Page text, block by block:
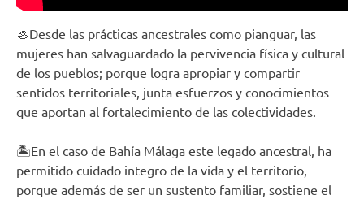
🦪Desde las prácticas ancestrales como pianguar, las
mujeres han salvaguardado la pervivencia física y cultural
de los pueblos; porque logra apropiar y compartir
sentidos territoriales, junta esfuerzos y conocimientos
que aportan al fortalecimiento de las colectividades.
🏝️En el caso de Bahía Málaga este legado ancestral, ha
permitido cuidado integro de la vida y el territorio,
porque además de ser un sustento familiar, sostiene el